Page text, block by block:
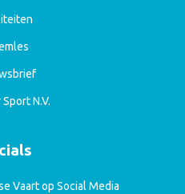
N.V.
Vaart op Social Media